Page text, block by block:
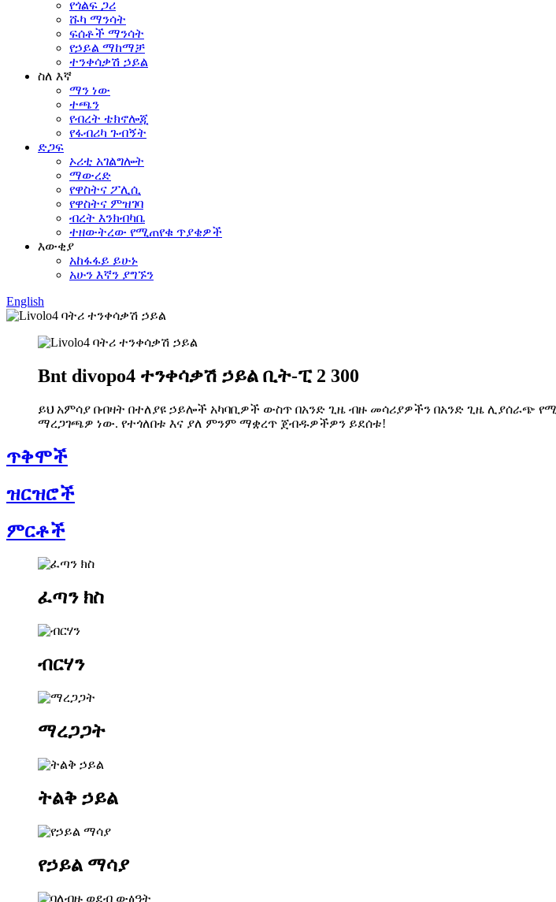
የጎልፍ ጋሪ
ሹካ ማንሳት
ፍሰቶች ማንሳት
የኃይል ማከማቻ
ተንቀሳቃሽ ኃይል
ስለ እኛ
ማን ነው
ተጫን
የብረት ቴክኖሎጂ
የፋብሪካ ጉብኝት
ድጋፍ
ኦሪቲ አገልግሎት
ማውረድ
የዋስትና ፖሊሲ
የዋስትና ምዝገባ
ብረት እንክብካቤ
ተዘውትረው የሚጠየቁ ጥያቄዎች
እውቂያ
አከፋፋይ ይሁኑ
አሁን እኛን ያግኙን
English
Bnt divopo4 ተንቀሳቃሽ ኃይል ቢት-ፒ 2 300
ይህ አምሳያ በብዛት በተለያዩ ኃይሎች አካባቢዎች ውስጥ በአንድ ጊዜ ብዙ መሳሪያዎችን በአንድ ጊዜ ሊያሰራጭ
ማረጋገጫዎ ነው. የተጎለበቱ እና ያለ ምንም ማቋረጥ ጀብዱዎችዎን ይደሰቱ!
ጥቅሞች
ዝርዝሮች
ምርቶች
ፈጣን ክስ
ብርሃን
ማረጋጋት
ትልቅ ኃይል
የኃይል ማሳያ